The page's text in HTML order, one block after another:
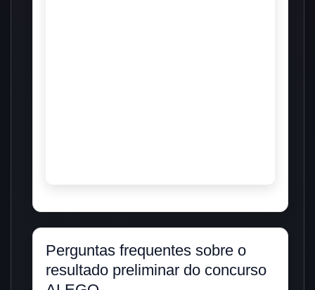
Perguntas frequentes sobre o
resultado preliminar do concurso